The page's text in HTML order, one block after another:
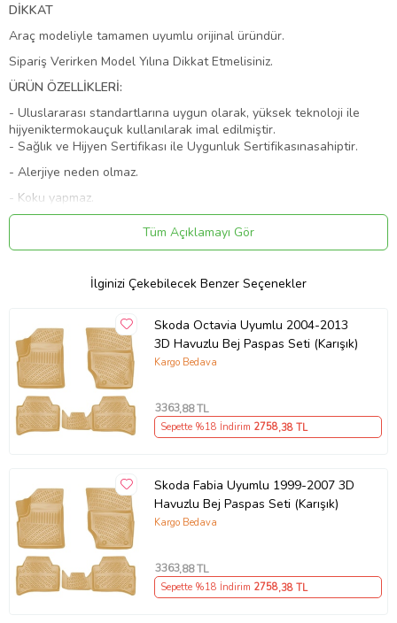
DİKKAT
Araç modeliyle tamamen uyumlu orijinal üründür.
Sipariş Verirken Model Yılına Dikkat Etmelisiniz.
ÜRÜN ÖZELLİKLERİ:
- Uluslararası standartlarına uygun olarak, yüksek teknoloji ile
hijyeniktermokauçuk kullanılarak imal edilmiştir.
- Sağlık ve Hijyen Sertifikası ile Uygunluk Sertifikasınasahiptir.
- Alerjiye neden olmaz.
- Koku yapmaz.
- Deforme olmaz
- Ekolojik, doğayla dost, geri dönüştürülebilen malzemedenimal
- 50°C den +80°C ye kadar yüksek dayanıklılığa sahip,kendini
- Şeklini kaybetmez.
- Kaymaz yüzeye sahiptir.
- Sabitleme yuvalarına sahiptir.
- Aracınıza birebir özel olarak imal edilmiştir.
- 2~4 cm yüksekliğinde havuzlu yüzeylere sahiptir.
- Aracınızın döşemesine su, toz, çamur gibi kirlerden korur
- Su ile kolayca temizlenir.
- Araca göre Özel sol ayak dayama dili ve pedal altına
girenşekliyle; sürüş güvenliğini temin eder.
- Ön / arka set fiyatıdır
Tüm Açıklamayı Gör
İlginizi Çekebilecek Benzer Seçenekler
Skoda Octavia Uyumlu 2004-2013
3D Havuzlu Bej Paspas Seti (Karışık)
Kargo Bedava
3363,88 TL
Sepette %18 İndirim 2758,38 TL
Skoda Fabia Uyumlu 1999-2007 3D
Havuzlu Bej Paspas Seti (Karışık)
Kargo Bedava
3363,88 TL
Sepette %18 İndirim 2758,38 TL